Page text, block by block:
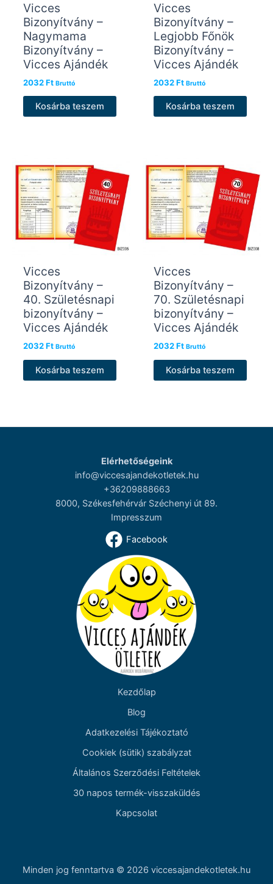
Vicces
Bizonyítvány –
Nagymama
Bizonyítvány –
Vicces Ajándék
2032Ft Bruttó
Kosárba teszem
Vicces
Bizonyítvány –
Legjobb Főnök
Bizonyítvány –
Vicces Ajándék
2032Ft Bruttó
Kosárba teszem
Vicces
Bizonyítvány –
40. Születésnapi
bizonyítvány –
Vicces Ajándék
2032Ft Bruttó
Kosárba teszem
Vicces
Bizonyítvány –
70. Születésnapi
bizonyítvány –
Vicces Ajándék
2032Ft Bruttó
Kosárba teszem
Elérhetőségeink
info@viccesajandekotletek.hu
+36209888663
8000, Székesfehérvár Széchenyi út 89.
Impresszum
Facebook
Kezdőlap
Blog
Adatkezelési Tájékoztató
Cookiek (sütik) szabályzat
Általános Szerződési Feltételek
30 napos termék-visszaküldés
Kapcsolat
Minden jog fenntartva © 2026 viccesajandekotletek.hu